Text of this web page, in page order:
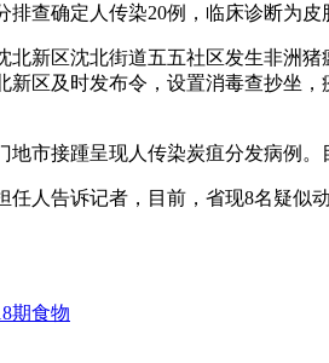
查确定人传染20例，临床诊断为皮
新区沈北街道五五社区发生非洲
区及时发布令，设置消毒查抄坐
接踵呈现人传染炭疽分发病例。
告诉记者，目前，省现8名疑似
期食物